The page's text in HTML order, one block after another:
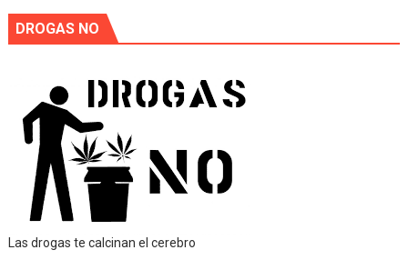
DROGAS NO
Las drogas te calcinan el cerebro